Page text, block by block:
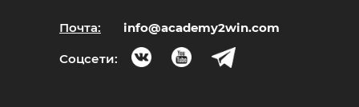
Почта: info@academy2win.com
Соцсети: